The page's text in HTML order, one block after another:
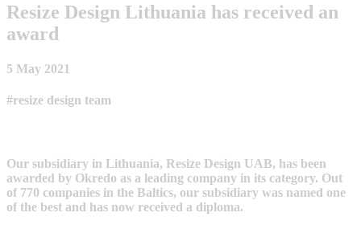
Resize Design Lithuania has received an
award
5 May 2021
#resize design team
Our subsidiary in Lithuania, Resize Design UAB, has been
awarded by Okredo as a leading company in its category. Out
of 770 companies in the Baltics, our subsidiary was named one
of the best and has now received a diploma.